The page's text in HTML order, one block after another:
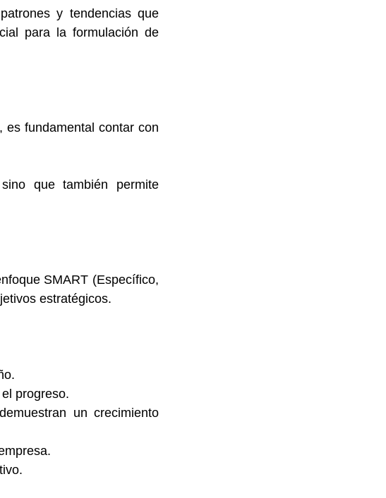
y tendencias que
para la formulación de
es fundamental contar con
que también permite
SMART (Específico,
estratégicos.
progreso.
un crecimiento